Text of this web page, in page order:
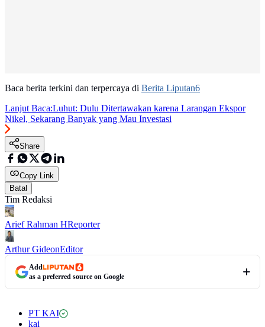
Baca berita terkini dan terpercaya di Berita Liputan6
Lanjut Baca:Luhut: Dulu Ditertawakan karena Larangan Ekspor
Nikel, Sekarang Banyak yang Mau Investasi
Share
Copy Link
Batal
Tim Redaksi
Arief Rahman HReporter
Arthur GideonEditor
Add
as a preferred source on Google
PT KAI
kai